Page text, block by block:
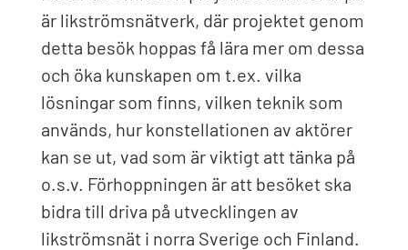
är likströmsnätverk, där projektet genom
detta besök hoppas få lära mer om dessa
och öka kunskapen om t.ex. vilka
lösningar som finns, vilken teknik som
används, hur konstellationen av aktörer
kan se ut, vad som är viktigt att tänka på
o.s.v. Förhoppningen är att besöket ska
bidra till driva på utvecklingen av
likströmsnät i norra Sverige och Finland.